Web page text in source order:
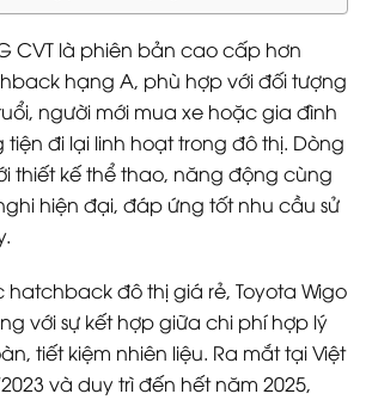
CVT là phiên bản cao cấp hơn
hạng A, phù hợp với đối tượng
người mới mua xe hoặc gia đình
đi lại linh hoạt trong đô thị. Dòng
thiết kế thể thao, năng động cùng
hiện đại, đáp ứng tốt nhu cầu sử
hatchback đô thị giá rẻ, Toyota Wigo
với sự kết hợp giữa chi phí hợp lý
tiết kiệm nhiên liệu. Ra mắt tại Việt
và duy trì đến hết năm 2025,